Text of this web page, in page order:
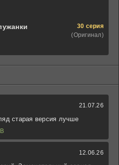
30 серия
(Оригинал)
21.07.26
старая версия лучше
12.06.26